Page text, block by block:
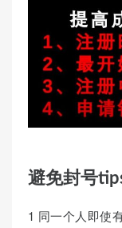
避免封号
1 同一个人即使